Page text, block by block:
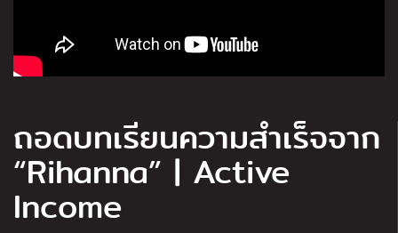
ถอดบทเรียนความสำเร็จจาก
“Rihanna” | Active
Income